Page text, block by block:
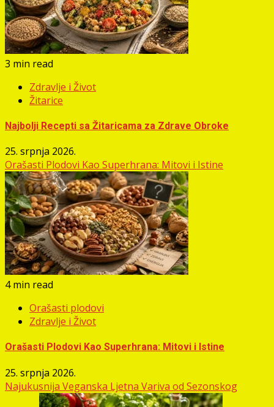
3 min read
Zdravlje i Život
Žitarice
Najbolji Recepti sa Žitaricama za Zdrave Obroke
25. srpnja 2026.
Orašasti Plodovi Kao Superhrana: Mitovi i Istine
4 min read
Orašasti plodovi
Zdravlje i Život
Orašasti Plodovi Kao Superhrana: Mitovi i Istine
25. srpnja 2026.
Najukusnija Veganska Ljetna Variva od Sezonskog